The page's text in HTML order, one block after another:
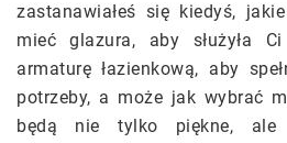
zastanawiałeś się kiedyś,
mieć glazura, aby służyła
armaturę łazienkową, aby
potrzeby, a może jak wybrać
będą nie tylko piękne, ale